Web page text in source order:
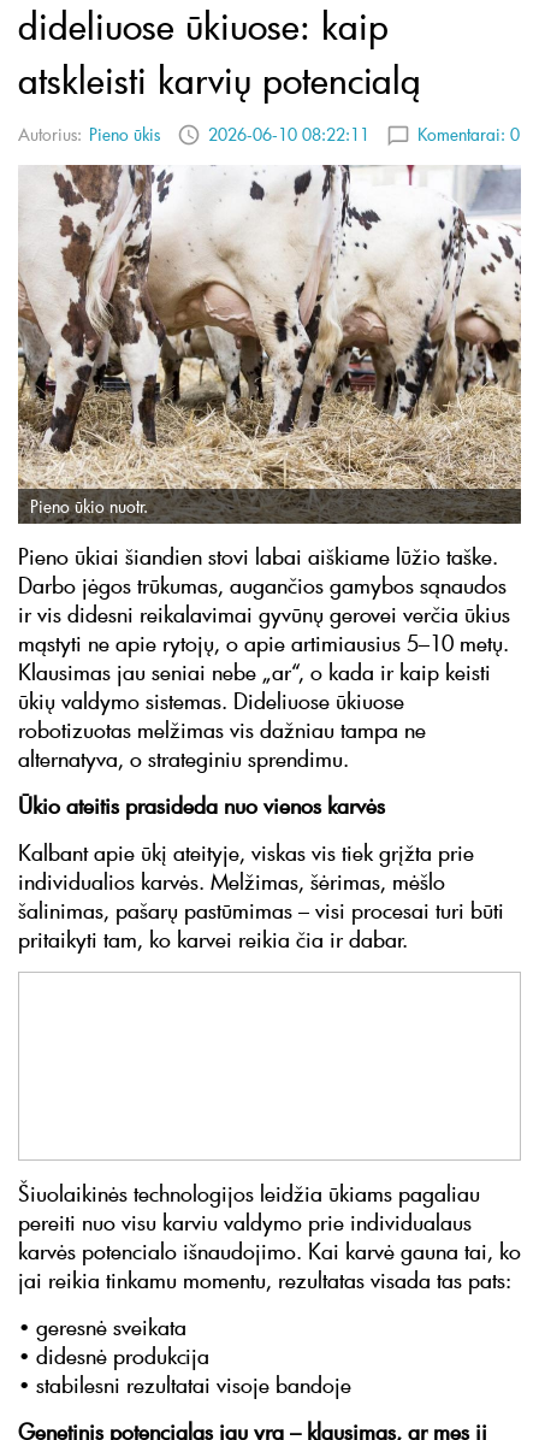
dideliuose ūkiuose: kaip
atskleisti karvių potencialą
Autorius: Pieno ūkis 2026-06-10 08:22:11 Komentarai: 0
Pieno ūkio nuotr.
Pieno ūkiai šiandien stovi labai aiškiame lūžio taške.
Darbo jėgos trūkumas, augančios gamybos sąnaudos
ir vis didesni reikalavimai gyvūnų gerovei verčia ūkius
mąstyti ne apie rytojų, o apie artimiausius 5–10 metų.
Klausimas jau seniai nebe „ar“, o kada ir kaip keisti
ūkių valdymo sistemas. Dideliuose ūkiuose
robotizuotas melžimas vis dažniau tampa ne
alternatyva, o strateginiu sprendimu.
Ūkio ateitis prasideda nuo vienos karvės
Kalbant apie ūkį ateityje, viskas vis tiek grįžta prie
individualios karvės. Melžimas, šėrimas, mėšlo
šalinimas, pašarų pastūmimas – visi procesai turi būti
pritaikyti tam, ko karvei reikia čia ir dabar.
Šiuolaikinės technologijos leidžia ūkiams pagaliau
pereiti nuo visu karviu valdymo prie individualaus
karvės potencialo išnaudojimo. Kai karvė gauna tai, ko
jai reikia tinkamu momentu, rezultatas visada tas pats:
• geresnė sveikata
• didesnė produkcija
• stabilesni rezultatai visoje bandoje
Genetinis potencialas jau yra – klausimas, ar mes jį